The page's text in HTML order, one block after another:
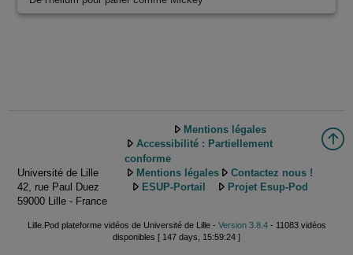
Université de Lille
42, rue Paul Duez
59000 Lille - France
Mentions légales
Accessibilité : Partiellement
conforme
Mentions légales
Contactez nous !
ESUP-Portail
Projet Esup-Pod
Lille.Pod plateforme vidéos de Université de Lille - Version 3.8.4- 11083 vidéos
disponibles [ 147 days, 15:59:24 ]